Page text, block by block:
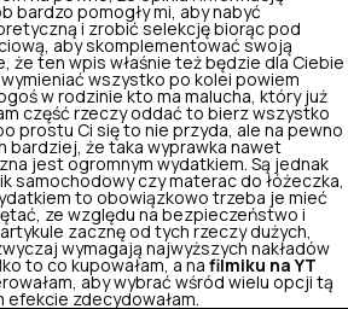
bardzo pomogły mi, aby nabyć
i zrobić selekcję biorąc pod
aby skomplementować swoją
że ten wpis właśnie też będzie dla Ciebie
wszystko po kolei powiem
w rodzinie kto ma malucha, który już
część rzeczy oddać to bierz wszystko
prostu Ci się to nie przyda, ale na pewno
bardziej, że taka wyprawka nawet
jest ogromnym wydatkiem. Są jednak
samochodowy czy materac do łóżeczka,
to obowiązkowo trzeba je mieć
ze względu na bezpieczeństwo i
zacznę od tych rzeczy dużych,
wymagają najwyższych nakładów
to co kupowałam, a na filmiku na YT
aby wybrać wśród wielu opcji tą
efekcie zdecydowałam.